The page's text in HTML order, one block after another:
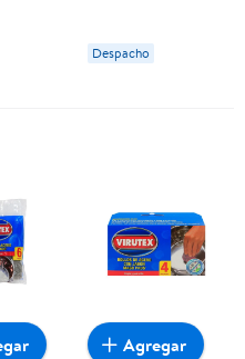
Despacho
Agregar